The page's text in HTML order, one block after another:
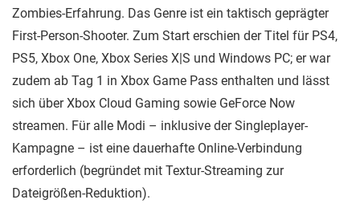
Zombies-Erfahrung. Das Genre ist ein taktisch geprägter
First-Person-Shooter. Zum Start erschien der Titel für PS4,
PS5, Xbox One, Xbox Series X|S und Windows PC; er war
zudem ab Tag 1 in Xbox Game Pass enthalten und lässt
sich über Xbox Cloud Gaming sowie GeForce Now
streamen. Für alle Modi – inklusive der Singleplayer-
Kampagne – ist eine dauerhafte Online-Verbindung
erforderlich (begründet mit Textur-Streaming zur
Dateigrößen-Reduktion).